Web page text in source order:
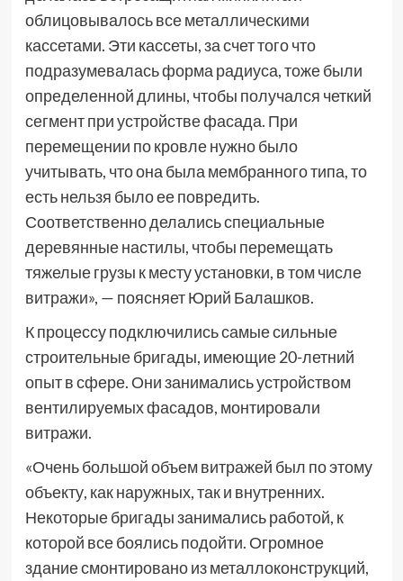
облицовывалось все металлическими
кассетами. Эти кассеты, за счет того что
подразумевалась форма радиуса, тоже были
определенной длины, чтобы получался четкий
сегмент при устройстве фасада. При
перемещении по кровле нужно было
учитывать, что она была мембранного типа, то
есть нельзя было ее повредить.
Соответственно делались специальные
деревянные настилы, чтобы перемещать
тяжелые грузы к месту установки, в том числе
витражи», — поясняет Юрий Балашков.
К процессу подключились самые сильные
строительные бригады, имеющие 20-летний
опыт в сфере. Они занимались устройством
вентилируемых фасадов, монтировали
витражи.
«Очень большой объем витражей был по этому
объекту, как наружных, так и внутренних.
Некоторые бригады занимались работой, к
которой все боялись подойти. Огромное
здание смонтировано из металлоконструкций,